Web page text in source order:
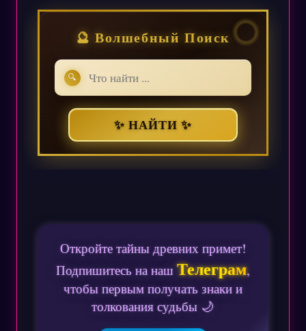
🔮 Волшебный Поиск
🔍
✨ НАЙТИ ✨
Откройте тайны древних примет!
Подпишитесь на нашТелеграм,
чтобы первым получать знаки и
толкования судьбы 🌙